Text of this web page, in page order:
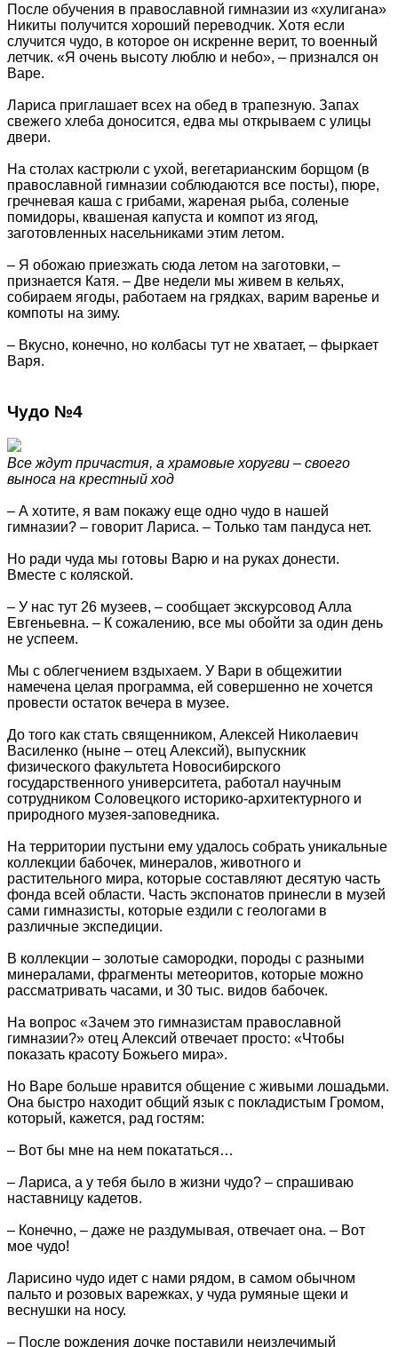
После обучения в православной гимназии из «хулигана»
Никиты получится хороший переводчик. Хотя если
случится чудо, в которое он искренне верит, то военный
летчик. «Я очень высоту люблю и небо», – признался он
Варе.
Лариса приглашает всех на обед в трапезную. Запах
свежего хлеба доносится, едва мы открываем с улицы
двери.
На столах кастрюли с ухой, вегетарианским борщом (в
православной гимназии соблюдаются все посты), пюре,
гречневая каша с грибами, жареная рыба, соленые
помидоры, квашеная капуста и компот из ягод,
заготовленных насельниками этим летом.
– Я обожаю приезжать сюда летом на заготовки, –
признается Катя. – Две недели мы живем в кельях,
собираем ягоды, работаем на грядках, варим варенье и
компоты на зиму.
– Вкусно, конечно, но колбасы тут не хватает, – фыркает
Варя.
Чудо №4
Все ждут причастия, а храмовые хоругви – своего
выноса на крестный ход
– А хотите, я вам покажу еще одно чудо в нашей
гимназии? – говорит Лариса. – Только там пандуса нет.
Но ради чуда мы готовы Варю и на руках донести.
Вместе с коляской.
– У нас тут 26 музеев, – сообщает экскурсовод Алла
Евгеньевна. – К сожалению, все мы обойти за один день
не успеем.
Мы с облегчением вздыхаем. У Вари в общежитии
намечена целая программа, ей совершенно не хочется
провести остаток вечера в музее.
До того как стать священником, Алексей Николаевич
Василенко (ныне – отец Алексий), выпускник
физического факультета Новосибирского
государственного университета, работал научным
сотрудником Соловецкого историко-архитектурного и
природного музея-заповедника.
На территории пустыни ему удалось собрать уникальные
коллекции бабочек, минералов, животного и
растительного мира, которые составляют десятую часть
фонда всей области. Часть экспонатов принесли в музей
сами гимназисты, которые ездили с геологами в
различные экспедиции.
В коллекции – золотые самородки, породы с разными
минералами, фрагменты метеоритов, которые можно
рассматривать часами, и 30 тыс. видов бабочек.
На вопрос «Зачем это гимназистам православной
гимназии?» отец Алексий отвечает просто: «Чтобы
показать красоту Божьего мира».
Но Варе больше нравится общение с живыми лошадьми.
Она быстро находит общий язык с покладистым Громом,
который, кажется, рад гостям:
– Вот бы мне на нем покататься…
– Лариса, а у тебя было в жизни чудо? – спрашиваю
наставницу кадетов.
– Конечно, – даже не раздумывая, отвечает она. – Вот
мое чудо!
Ларисино чудо идет с нами рядом, в самом обычном
пальто и розовых варежках, у чуда румяные щеки и
веснушки на носу.
– После рождения дочке поставили неизлечимый